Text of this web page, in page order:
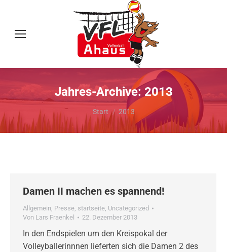
Jahres-Archive: 2013
Sie befinden sich hier:
Start 2013
Damen II machen es spannend!
Allgemein, Presse, startseite, Uncategorized
Von Lars Fraenkel 22. Dezember 2013
In den Endspielen um den Kreispokal der
Volleyballerinnnen lieferten sich die Damen 2 des